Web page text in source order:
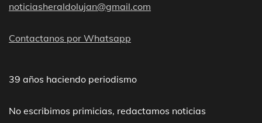
noticiasheraldolujan@gmail.com
Contactanos por Whatsapp
39 años haciendo periodismo
No escribimos primicias, redactamos noticias